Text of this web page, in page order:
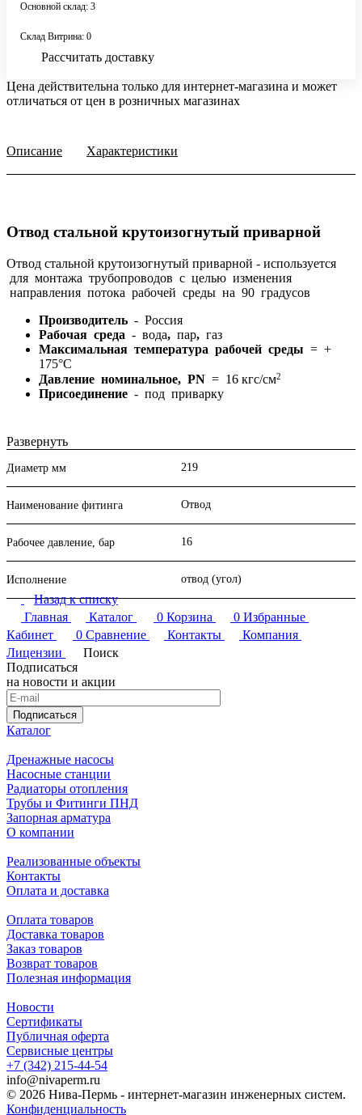
Основной склад: 3
Склад Витрина: 0
Рассчитать доставку
Цена действительна только для интернет-магазина и может
отличаться от цен в розничных магазинах
Описание Характеристики
Отвод стальной крутоизогнутый приварной
Отвод стальной крутоизогнутый приварной - используется
для монтажа трубопроводов с целью изменения
направления потока рабочей среды на 90 градусов
Производитель - Россия
Рабочая среда - вода, пар, газ
Максимальная температура рабочей среды = +
175°С
Давление номинальное, PN = 16 кгс/см2
Присоединение - под приварку
Трубные заготовки оцинкованные (сгоны, резьбы, бочата,
отводы, переходы) и фитинги для металлических труб
заказать с доставкой в ваш город. Мы также оказываем услуги
по подбору необходимых комплектующих, предоставляем
необходимую консультационную помощь по запросу
клиентов.
Развернуть
Диаметр мм 219
Наименование фитинга Отвод
Рабочее давление, бар 16
Исполнение отвод (угол)
Назад к списку
Главная
Каталог 0 Корзина 0 Избранные
Кабинет
0 Сравнение Контакты
Компания
Лицензии
Поиск
Подписаться
на новости и акции
Подписаться
Каталог
Дренажные насосы
Насосные станции
Радиаторы отопления
Трубы и Фитинги ПНД
Запорная арматура
О компании
Реализованные объекты
Контакты
Оплата и доставка
Оплата товаров
Доставка товаров
Заказ товаров
Возврат товаров
Полезная информация
Новости
Сертификаты
Публичная оферта
Сервисные центры
+7 (342) 215-44-54
info@nivaperm.ru
© 2026 Нива-Пермь - интернет-магазин инженерных систем.
Конфиденциальность